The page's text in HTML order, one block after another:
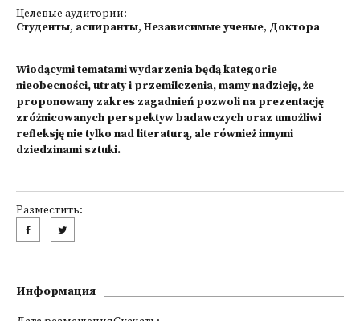
Целевые аудитории:
Студенты, аспиранты, Независимые ученые, Доктора
Wiodącymi tematami wydarzenia będą kategorie
nieobecności, utraty i przemilczenia, mamy nadzieję, że
proponowany zakres zagadnień pozwoli na prezentację
zróżnicowanych perspektyw badawczych oraz umożliwi
refleksję nie tylko nad literaturą, ale również innymi
dziedzinami sztuki.
Разместить:
Информация